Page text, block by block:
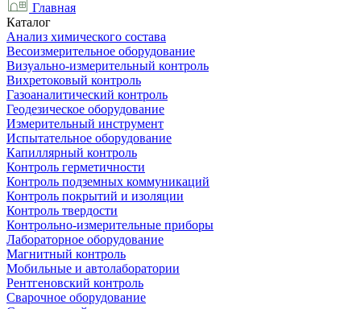
Главная
Каталог
Анализ химического состава
Весоизмерительное оборудование
Визуально-измерительный контроль
Вихретоковый контроль
Газоаналитический контроль
Геодезическое оборудование
Измерительный инструмент
Испытательное оборудование
Капиллярный контроль
Контроль герметичности
Контроль подземных коммуникаций
Контроль покрытий и изоляции
Контроль твердости
Контрольно-измерительные приборы
Лабораторное оборудование
Магнитный контроль
Мобильные и автолаборатории
Рентгеновский контроль
Сварочное оборудование